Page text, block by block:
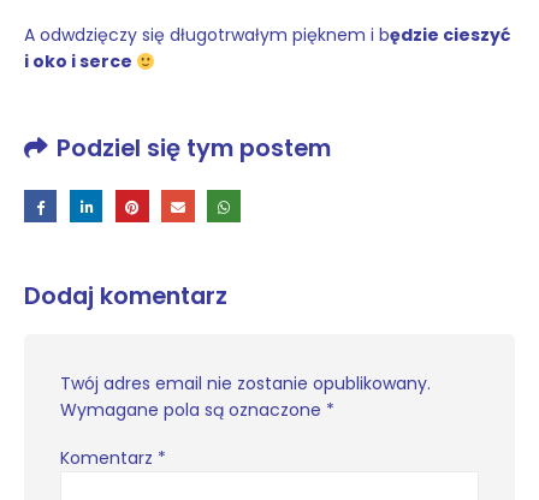
A odwdzięczy się długotrwałym pięknem i będzie cieszyć
i oko i serce
Podziel się tym postem
Dodaj komentarz
Twój adres email nie zostanie opublikowany.
Wymagane pola są oznaczone *
Komentarz *